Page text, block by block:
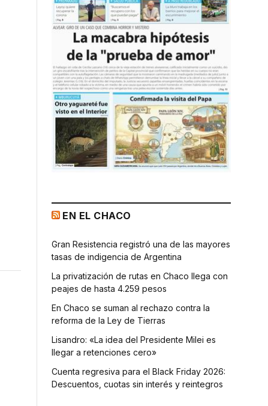
EN EL CHACO
Gran Resistencia registró una de las mayores
tasas de indigencia de Argentina
La privatización de rutas en Chaco llega con
peajes de hasta 4.259 pesos
En Chaco se suman al rechazo contra la
reforma de la Ley de Tierras
Lisandro: «La idea del Presidente Milei es
llegar a retenciones cero»
Cuenta regresiva para el Black Friday 2026:
Descuentos, cuotas sin interés y reintegros